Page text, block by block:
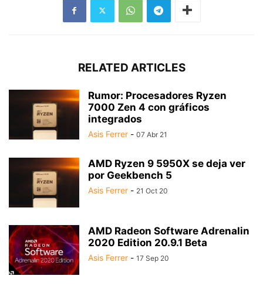
RELATED ARTICLES
Rumor: Procesadores Ryzen
7000 Zen 4 con gráficos
integrados
Asis Ferrer - 07 Abr 21
AMD Ryzen 9 5950X se deja ver
por Geekbench 5
Asis Ferrer - 21 Oct 20
AMD Radeon Software Adrenalin
2020 Edition 20.9.1 Beta
Asis Ferrer - 17 Sep 20